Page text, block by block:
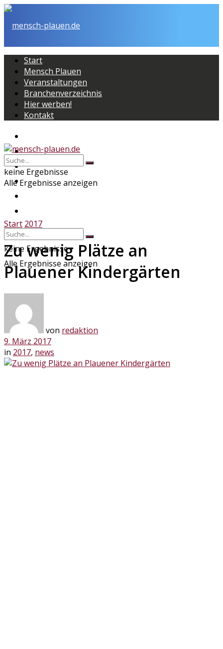
Start
Mensch Plauen
Veranstaltungen
Branchenverzeichnis
Hier werben!
Kontakt
Mensch Plauen
Veranstaltungen
Branchenverzeichnis
keine Ergebnisse
Alle Ergebnisse anzeigen
keine Ergebnisse
Alle Ergebnisse anzeigen
Start 2017
Zu wenig Plätze an
Plauener Kindergärten
von redaktion
9. März 2017
in 2017, news